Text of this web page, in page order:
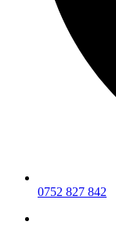
0752 827 842